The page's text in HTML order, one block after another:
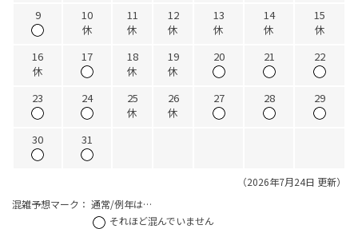
9
10
休
11
休
12
休
13
休
14
休
15
休
16
休
17
18
休
19
休
20 21 22
23 24
25
休
26
休
27 28 29
30 31
（2026年7月24日 更新）
混雑予想マーク： 通常/例年は…
それほど混んでいません